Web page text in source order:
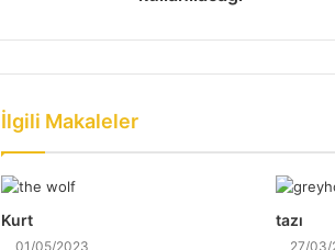
İlgili Makaleler
Kurt
01/05/2023
tazı
27/03/